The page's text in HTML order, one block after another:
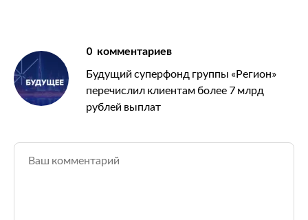
0 комментариев
Будущий суперфонд группы «Регион»
перечислил клиентам более 7 млрд
рублей выплат